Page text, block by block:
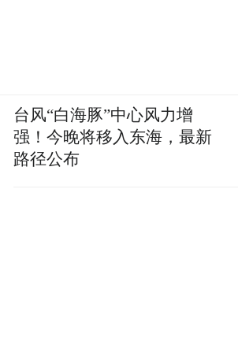
台风“白海豚”中心风力增
强！今晚将移入东海，最新
路径公布